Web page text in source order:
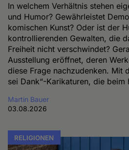
In welchem Verhältnis stehen
und Humor? Gewährleistet
komischen Kunst? Oder ist der
kontrollierenden Gewalten, die
Freiheit nicht verschwindet?
Ausstellung eröffnet, deren
diese Frage nachzudenken. Mit
sei Dank“-Karikaturen, die beim
Martin Bauer
03.08.2026
RELIGIONEN